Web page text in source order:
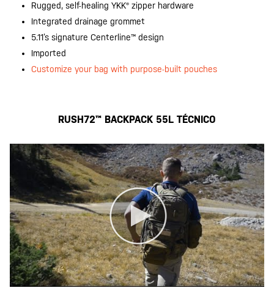
Rugged, self-healing YKK® zipper hardware
Integrated drainage grommet
5.11’s signature Centerline™ design
Imported
Customize your bag with purpose-built pouches
RUSH72™ BACKPACK 55L TÉCNICO